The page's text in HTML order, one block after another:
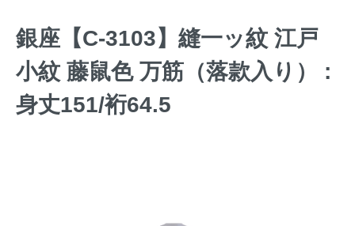
銀座【C-3103】縫一ッ紋 江戸
小紋 藤鼠色 万筋（落款入り） :
身丈151/裄64.5